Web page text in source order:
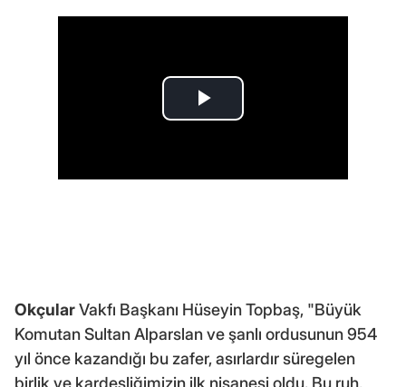
OkçularVakfı Başkanı Hüseyin Topbaş, "Büyük
Komutan Sultan Alparslan ve şanlı ordusunun 954
yıl önce kazandığı bu zafer, asırlardır süregelen